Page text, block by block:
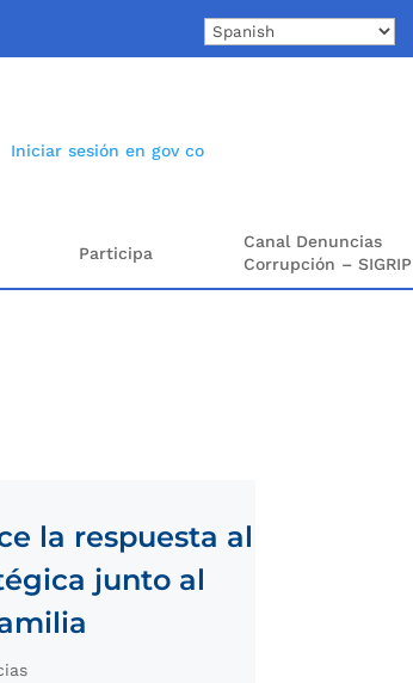
Iniciar sesión en gov co
Participa
Canal Denuncias
Corrupción – SIGRIP
la respuesta al
junto al